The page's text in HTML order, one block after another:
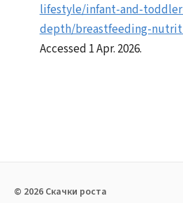
lifestyle/infant-and-
depth/breastfeeding-
Accessed 1 Apr. 2026.
© 2026 Скачки роста